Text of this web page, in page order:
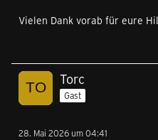
Vielen Dank vorab für eure
Torc
Gast
28. Mai 2026 um 04:41